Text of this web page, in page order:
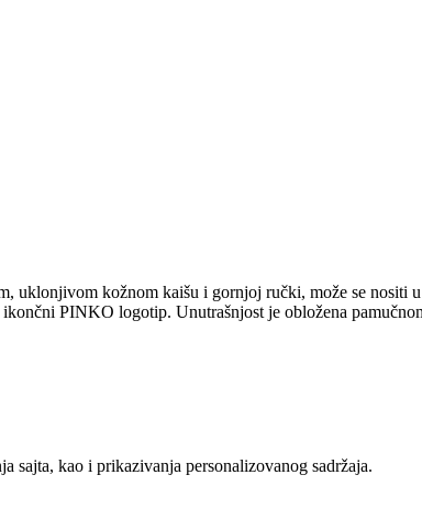
uklonjivom kožnom kaišu i gornjoj ručki, može se nositi
PINKO logotip. Unutrašnjost je obložena
sajta, kao i prikazivanja personalizovanog sadržaja.